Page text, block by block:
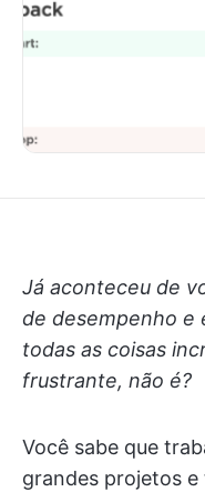
Já aconteceu de
de desempenho e
todas as coisas
frustrante, não é?
Você sabe que
grandes projetos